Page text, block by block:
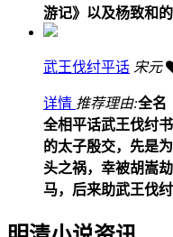
游记》以及杨致和
武王伐纣平话 宋元
详情 推荐理由:全名
全相平话武王伐纣
的太子殷交，先是
头之祸，幸被胡嵩
马，后来助武王伐纣